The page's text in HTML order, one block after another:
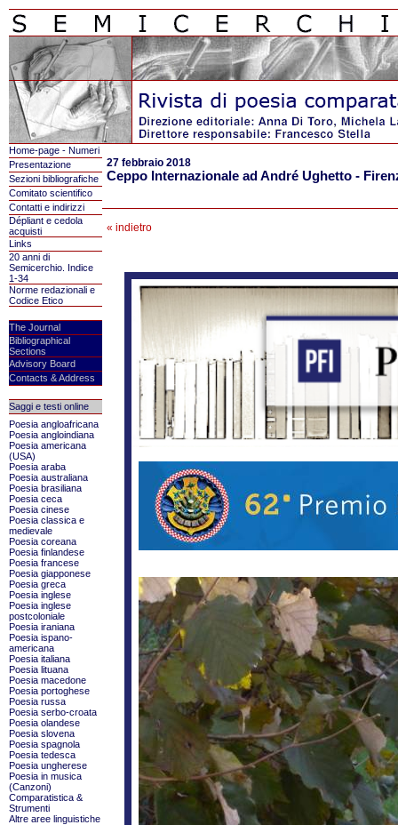
Home-page - Numeri
Presentazione
Sezioni bibliografiche
Comitato scientifico
Contatti e indirizzi
Dépliant e cedola
acquisti
Links
20 anni di
Semicerchio. Indice
1-34
Norme redazionali e
Codice Etico
The Journal
Bibliographical
Sections
Advisory Board
Contacts & Address
Saggi e testi online
Poesia angloafricana
Poesia angloindiana
Poesia americana
(USA)
Poesia araba
Poesia australiana
Poesia brasiliana
Poesia ceca
Poesia cinese
Poesia classica e
medievale
Poesia coreana
Poesia finlandese
Poesia francese
Poesia giapponese
Poesia greca
Poesia inglese
Poesia inglese
postcoloniale
Poesia iraniana
Poesia ispano-
americana
Poesia italiana
Poesia lituana
Poesia macedone
Poesia portoghese
Poesia russa
Poesia serbo-croata
Poesia olandese
Poesia slovena
Poesia spagnola
Poesia tedesca
Poesia ungherese
Poesia in musica
(Canzoni)
Comparatistica &
Strumenti
Altre aree linguistiche
27 febbraio 2018
Ceppo Internazionale ad André Ughetto -
« indietro